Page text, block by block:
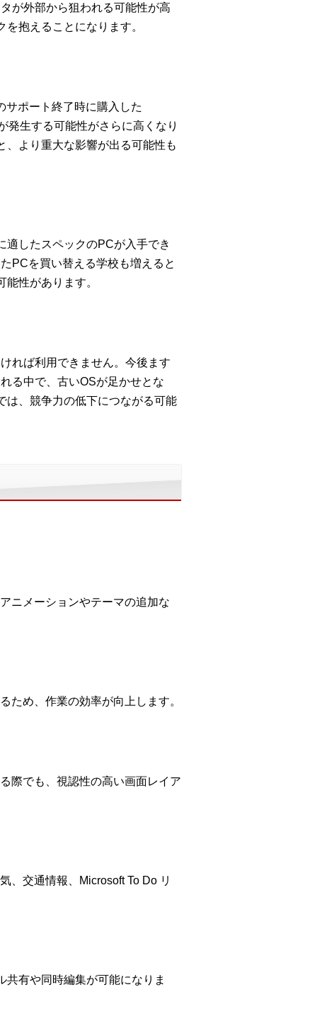
が外部から狙われる可能性が高
抱えることになります。
ポート終了時に購入した
発生する可能性がさらに高くなり
、より重大な影響が出る可能性も
適したスペックのPCが入手でき
PCを買い替える学校も増えると
性があります。
れば利用できません。今後ます
る中で、古いOSが足かせとな
は、競争力の低下につながる可能
ニメーションやテーマの追加な
ため、作業の効率が向上します。
際でも、視認性の高い画面レイア
、交通情報、Microsoft To Do リ
有や同時編集が可能になりま